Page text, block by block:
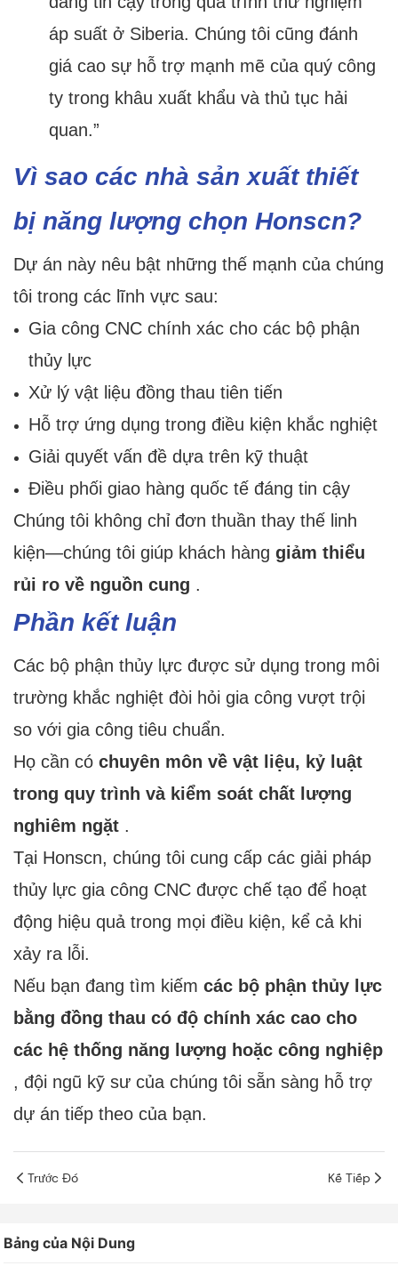
áp suất ở Siberia. Chúng tôi cũng đánh
giá cao sự hỗ trợ mạnh mẽ của quý công
ty trong khâu xuất khẩu và thủ tục hải
quan.”
Vì sao các nhà sản xuất thiết
bị năng lượng chọn Honscn?
Dự án này nêu bật những thế mạnh của chúng
tôi trong các lĩnh vực sau:
Gia công CNC chính xác cho các bộ phận
thủy lực
Xử lý vật liệu đồng thau tiên tiến
Hỗ trợ ứng dụng trong điều kiện khắc nghiệt
Giải quyết vấn đề dựa trên kỹ thuật
Điều phối giao hàng quốc tế đáng tin cậy
Chúng tôi không chỉ đơn thuần thay thế linh
kiện—chúng tôi giúp khách hàng giảm thiểu
rủi ro về nguồn cung .
Phần kết luận
Các bộ phận thủy lực được sử dụng trong môi
trường khắc nghiệt đòi hỏi gia công vượt trội
so với gia công tiêu chuẩn.
Họ cần có chuyên môn về vật liệu, kỷ luật
trong quy trình và kiểm soát chất lượng
nghiêm ngặt .
Tại Honscn, chúng tôi cung cấp các giải pháp
thủy lực gia công CNC được chế tạo để hoạt
động hiệu quả trong mọi điều kiện, kể cả khi
xảy ra lỗi.
Nếu bạn đang tìm kiếm các bộ phận thủy lực
bằng đồng thau có độ chính xác cao cho
các hệ thống năng lượng hoặc công nghiệp
, đội ngũ kỹ sư của chúng tôi sẵn sàng hỗ trợ
dự án tiếp theo của bạn.
Trước Đó Kế Tiếp
Bảng của Nội Dung